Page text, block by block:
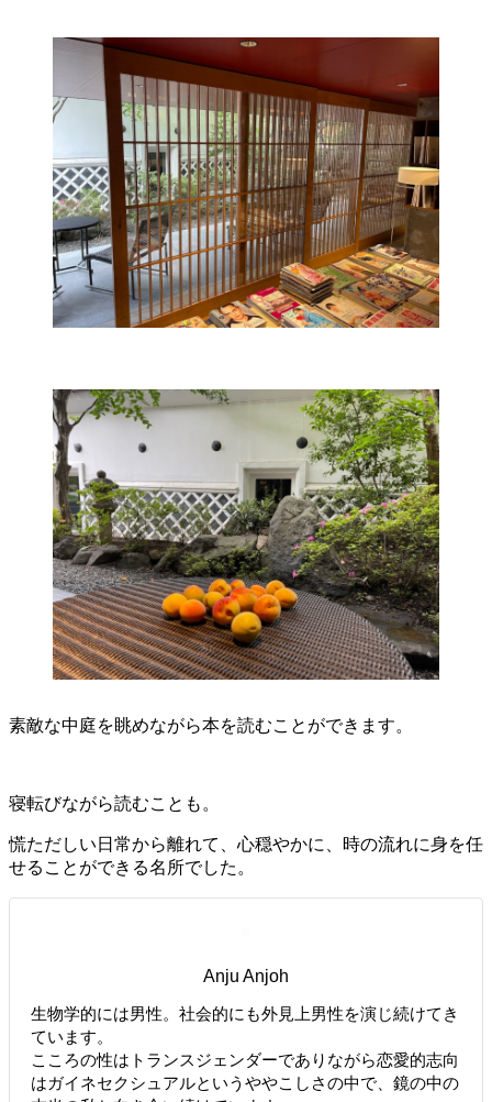
素敵な中庭を眺めながら本を読むことができます。
寝転びながら読むことも。
慌ただしい日常から離れて、心穏やかに、時の流れに身を任
せることができる名所でした。
Anju Anjoh
生物学的には男性。社会的にも外見上男性を演じ続けてき
ています。
こころの性はトランスジェンダーでありながら恋愛的志向
はガイネセクシュアルというややこしさの中で、鏡の中の